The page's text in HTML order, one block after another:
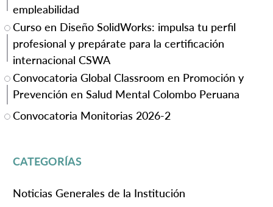
empleabilidad
Curso en Diseño SolidWorks: impulsa tu perfil
profesional y prepárate para la certificación
internacional CSWA
Convocatoria Global Classroom en Promoción y
Prevención en Salud Mental Colombo Peruana
Convocatoria Monitorias 2026-2
CATEGORÍAS
Noticias Generales de la Institución